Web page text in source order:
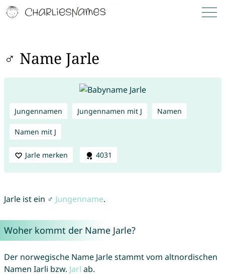
♂ Name Jarle
Jungennamen Jungennamen mit J Namen
Namen mit J
Jarle merken 4031
Jarle ist ein ♂ Jungenname.
Woher kommt der Name Jarle?
Der norwegische Name Jarle stammt vom altnordischen
Namen Iarli bzw. Jarl ab.